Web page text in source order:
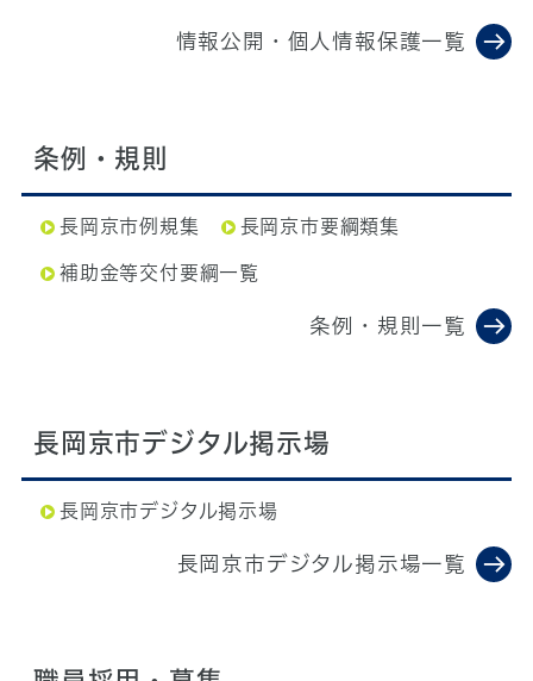
情報公開・個人情報保護一覧
条例・規則
長岡京市例規集 長岡京市要綱類集
補助金等交付要綱一覧
条例・規則一覧
長岡京市デジタル掲示場
長岡京市デジタル掲示場
長岡京市デジタル掲示場一覧